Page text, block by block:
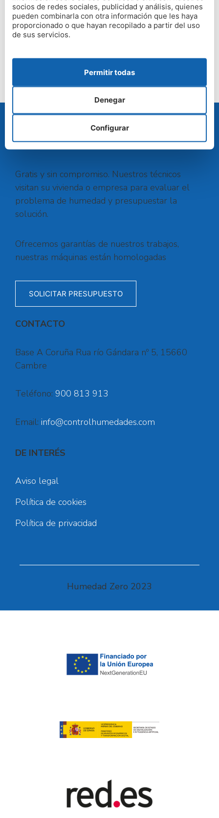
No tienes la obligación de ir más lejos, pero estamos
seguros de que no encontrarás unequipo de
PRESUPUESTO GRATUITO
Gratis y sin compromiso. Nuestros técnicos
visitan su vivienda o empresa para evaluar el
problema de humedad y presupuestar la
solución.
Ofrecemos garantías de nuestros trabajos,
nuestras máquinas están homologadas
SOLICITAR PRESUPUESTO
CONTACTO
Base A Coruña Rua río Gándara nº 5, 15660
Cambre
Teléfono: 900 813 913
Email: info@controlhumedades.com
DE INTERÉS
Aviso legal
Política de cookies
Política de privacidad
Humedad Zero 2023
socios de redes sociales, publicidad y análisis, quienes
pueden combinarla con otra información que les haya
proporcionado o que hayan recopilado a partir del uso
de sus servicios.
Configurar
Denegar
Permitir todas